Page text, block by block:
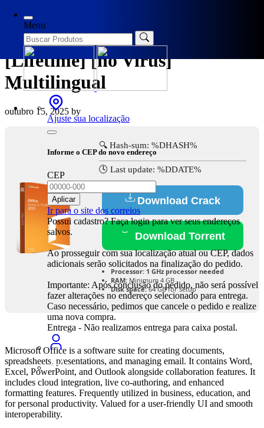
Menu
Ajuste sua localização
Informe o CEP do novo endereço
CEP
Aplicar
Ir para o site dos correios
Possui cadastro? Faça login para ver seus endereços
salvos.
Ao prosseguir com sua localização atual ou CEP, dados
adicionais serão solicitados na finalização do pedido.
Importante: Após conclusão do pedido, não será possível
fazer alterações no endereço selecionado para entrega.
Caso necessário, pedimos que cancele o pedido e realize
uma nova compra.
Entrega - Não realizamos entrega para caixa postal.
Microsoft Office Portable
[Lifetime] [no Virus]
Multilingual
outubro 15, 2025 by
🔍 Hash-sum: %DHASH%
🕓 Last update: %DDATE%
Download Crack
Download Torrent
Processor: 1 GHz processor needed
RAM: Minimum 4 GB
Disk space:64 GB for setup
Microsoft Office is a software suite for creating documents,
spreadsheets, presentations, and managing email. It contains Word,
Excel, PowerPoint, and Outlook alongside collaboration features. It
includes cloud integration, live co-authoring, and enhanced
formatting features. Frequently utilized in business, education, and
for personal productivity. Valued for a user-friendly UI and smooth
interoperability.